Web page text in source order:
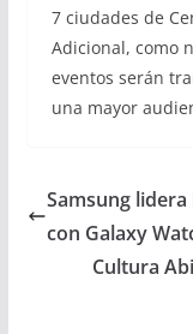
7 ciudades de
Adicional, como
eventos serán
una mayor
Samsung
con Galaxy
Cultura